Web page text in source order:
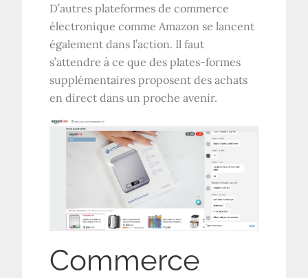
D’autres plateformes de commerce
électronique comme Amazon se lancent
également dans l’action. Il faut
s’attendre à ce que des plates-formes
supplémentaires proposent des achats
en direct dans un proche avenir.
Commerce